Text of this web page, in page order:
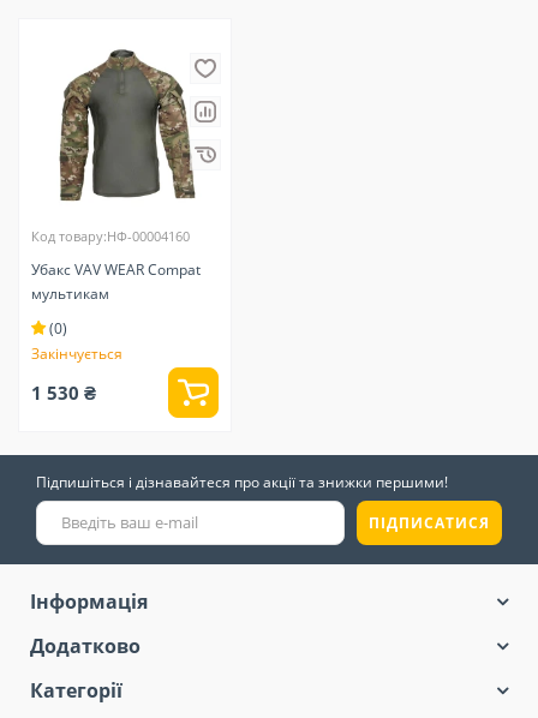
Код товару:НФ-00004160
Убакс VAV WEAR Compat
мультикам
(0)
Закінчується
1 530 ₴
Підпишіться і дізнавайтеся про акції та знижки першими!
ПІДПИСАТИСЯ
Інформація
Додатково
Категорії